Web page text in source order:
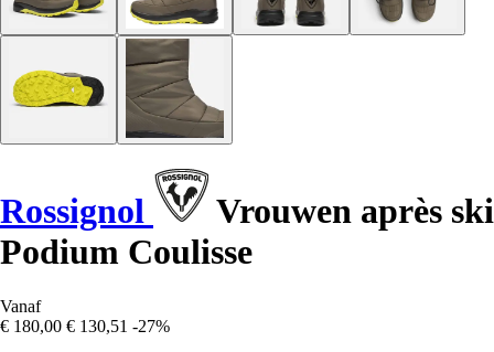
Rossignol
Vrouwen après ski
Podium Coulisse
Vanaf
€ 180,00 € 130,51 -27%